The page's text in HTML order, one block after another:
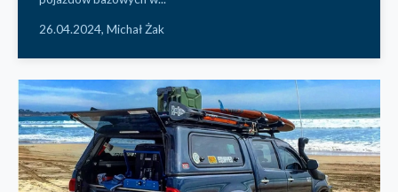
26.04.2024, Michał Żak